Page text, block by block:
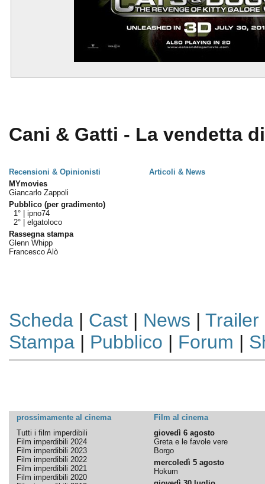
Cani & Gatti - La vendetta
Recensioni & Opinionisti
Articoli & News
MYmovies
Giancarlo Zappoli
Pubblico (per gradimento)
1° | ipno74
2° | elgatoloco
Rassegna stampa
Glenn Whipp
Francesco Alò
Scheda| Cast| News | Trailer
Stampa| Pubblico | Forum |
prossimamente al cinema
Film al cinema
Tutti i film imperdibili
Film imperdibili 2024
Film imperdibili 2023
Film imperdibili 2022
Film imperdibili 2021
Film imperdibili 2020
giovedì 6 agosto
Greta e le favole vere
Borgo
mercoledì 5 agosto
Hokum